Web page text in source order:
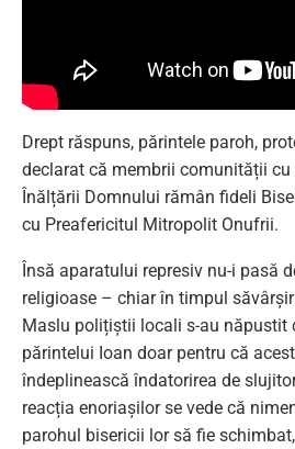
Drept răspuns, părintele paroh,
declarat că membrii comunității
Înălțării Domnului rămân fideli
cu Preafericitul Mitropolit Onufrii.
Însă aparatului represiv nu-i pasă
religioase – chiar în timpul
Maslu polițiștii locali s-au năpustit
părintelui Ioan doar pentru că
îndeplinească îndatorirea de
reacția enoriașilor se vede că
parohul bisericii lor să fie